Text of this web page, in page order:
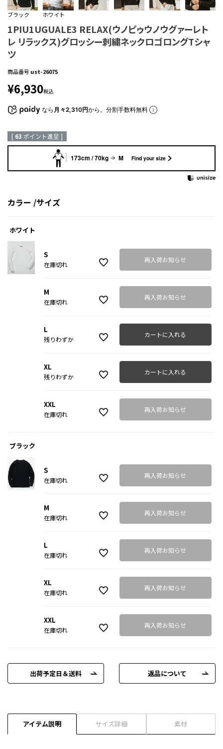
ブラック ホワイト
1PIU1UGUALE3 RELAX(ウノピゥウノウグァーレト
レ リラックス)グロッシー刺繍ネックロゴロングTシャ
ツ
商品番号 ust-26075
¥6,930税込
なら 月々2,310円から。分割手数料無料
[ 63 ポイント進呈 ]
173cm / 70kg M Find your size
カラー サイズ
ホワイト
S
在庫切れ
再入荷お知らせ
M
在庫切れ
再入荷お知らせ
L
残りわずか
カートに入れる
XL
残りわずか
カートに入れる
XXL
在庫切れ
再入荷お知らせ
ブラック
S
在庫切れ
再入荷お知らせ
M
在庫切れ
再入荷お知らせ
L
在庫切れ
再入荷お知らせ
XL
在庫切れ
再入荷お知らせ
XXL
在庫切れ
再入荷お知らせ
出荷予定日＆送料 返品について
アイテム説明 サイズ詳細 素材